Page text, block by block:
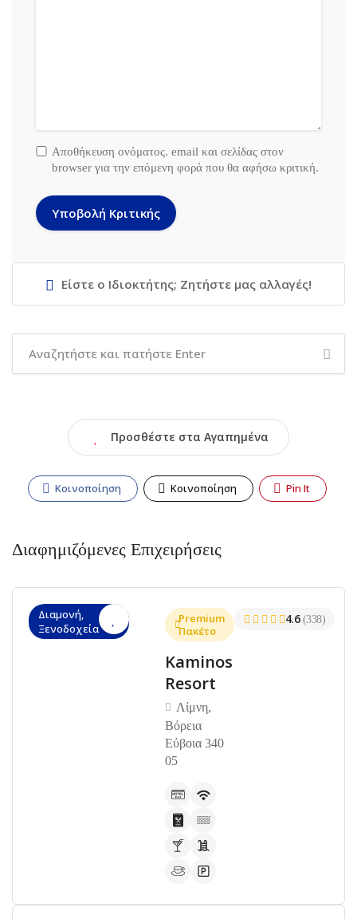
Αποθήκευση ονόματος. email και σελίδας στον
browser για την επόμενη φορά που θα αφήσω κριτική.
Είστε ο Ιδιοκτήτης; Ζητήστε μας αλλαγές!
Προσθέστε στα Αγαπημένα
Κοινοποίηση Κοινοποίηση Pin It
Διαφημιζόμενες Επιχειρήσεις
Διαμονή,
Ξενοδοχεία
Premium
Πακέτο
Kaminos
Resort
Λίμνη,
Βόρεια
Εύβοια 340
05
4.6 (338)